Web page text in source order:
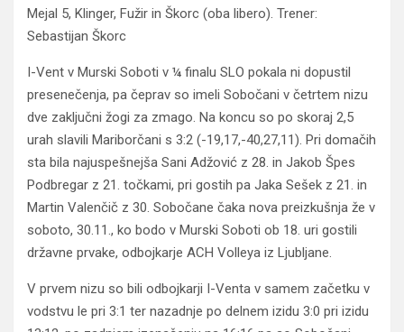
Mejal 5, Klinger, Fužir in Škorc (oba libero). Trener:
Sebastijan Škorc
I-Vent v Murski Soboti v ¼ finalu SLO pokala ni dopustil
presenečenja, pa čeprav so imeli Sobočani v četrtem nizu
dve zaključni žogi za zmago. Na koncu so po skoraj 2,5
urah slavili Mariborčani s 3:2 (-19,17,-40,27,11). Pri domačih
sta bila najuspešnejša Sani Adžović z 28. in Jakob Špes
Podbregar z 21. točkami, pri gostih pa Jaka Sešek z 21. in
Martin Valenčič z 30. Sobočane čaka nova preizkušnja že v
soboto, 30.11., ko bodo v Murski Soboti ob 18. uri gostili
državne prvake, odbojkarje ACH Volleya iz Ljubljane.
V prvem nizu so bili odbojkarji I-Venta v samem začetku v
vodstvu le pri 3:1 ter nazadnje po delnem izidu 3:0 pri izidu